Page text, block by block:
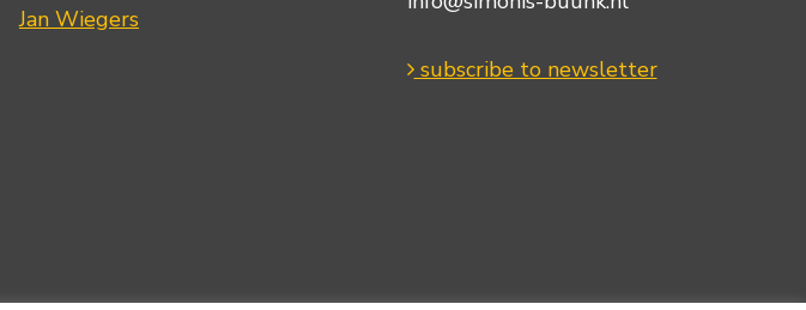
Jan Wiegers
subscribe to newsletter